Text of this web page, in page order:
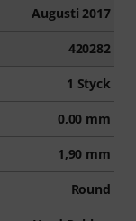
Augusti 2017
420282
1 Styck
0,00 mm
1,90 mm
Round